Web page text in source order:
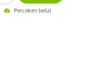
Perceken belül